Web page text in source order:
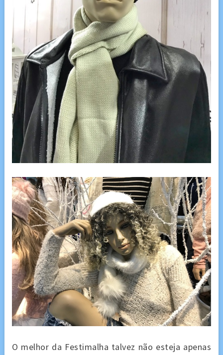
O melhor da Festimalha talvez não esteja apenas